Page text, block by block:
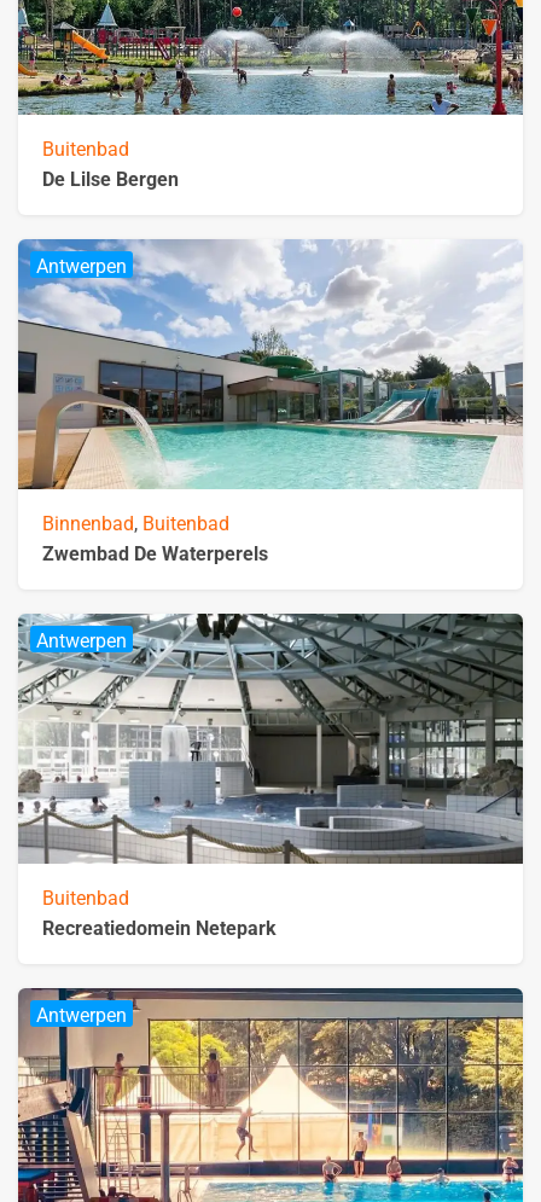
Buitenbad
De Lilse Bergen
Antwerpen
Binnenbad, Buitenbad
Zwembad De Waterperels
Antwerpen
Buitenbad
Recreatiedomein Netepark
Antwerpen